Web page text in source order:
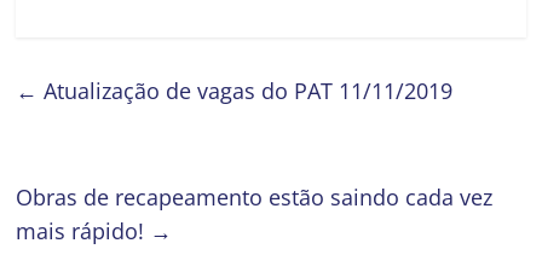
← Atualização de vagas do PAT 11/11/2019
Obras de recapeamento estão saindo cada vez
mais rápido! →